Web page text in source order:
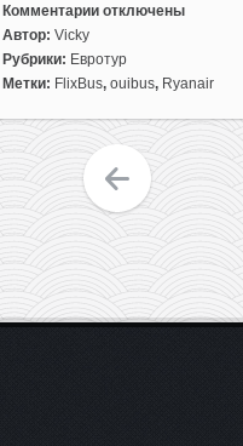
Комментарии
к
записи
Евротур
акциям:
5
городов
Франции
отдыхом
и
отключены
Автор: Vicky
Рубрики: Евротур
Метки: FlixBus, ouibus, Ryanair